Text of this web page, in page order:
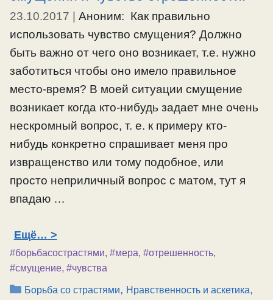
23.10.2017
Аноним: Как правильно
использовать чувство смущения? Должно
быть важно от чего оно возникает, т.е. нужно
заботиться чтобы оно имело правильное
место-время? В моей ситуации смущение
возникает когда кто-нибудь задает мне очень
нескромный вопрос, т. е. к примеру кто-
нибудь конкретно спрашивает меня про
извращенство или тому подобное, или
просто неприличный вопрос с матом, тут я
впадаю …
Ещё…
#борьбасострастями, #мера, #отрешенность,
#смущение, #чувства
Рубрики
Борьба со страстями, Нравственность и аскетика,